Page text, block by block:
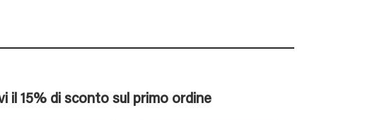
il 15% di sconto sul primo ordine